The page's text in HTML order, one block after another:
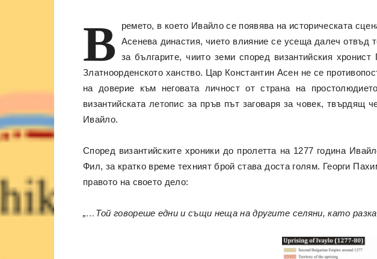
В
ремето, в което Ивайло се появява на историческата
Асенева династия, чието влияние се усеща далеч отвъд
за българите, чиито земи според византийския
Златноорденското ханство. Цар Константин Асен не се
на доверие към неговата личност от страна на
византийската летопис за пръв път заговаря за човек,
Ивайло.
Според византийските хроники до пролетта на 1277 година
Фил, за кратко време техният брой става доста голям. Георги
правото на своето дело:
„…Той говореше едни и същи неща на другите селяни, като